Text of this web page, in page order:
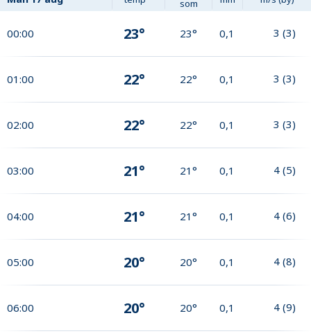
som
00:00 23° 23° 0,1 3 (3)
01:00 22° 22° 0,1 3 (3)
02:00 22° 22° 0,1 3 (3)
03:00 21° 21° 0,1 4 (5)
04:00 21° 21° 0,1 4 (6)
05:00 20° 20° 0,1 4 (8)
06:00 20° 20° 0,1 4 (9)